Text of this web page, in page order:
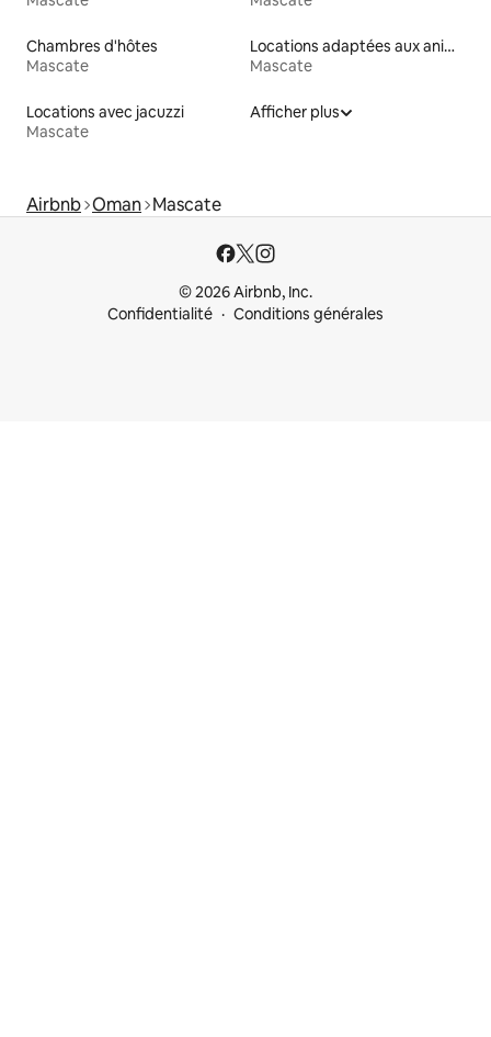
Chambres d'hôtes
Mascate
Locations adaptées aux animaux
Mascate
Locations avec jacuzzi
Mascate
Afficher plus
Airbnb Oman Mascate
© 2026 Airbnb, Inc.
Confidentialité
Conditions générales